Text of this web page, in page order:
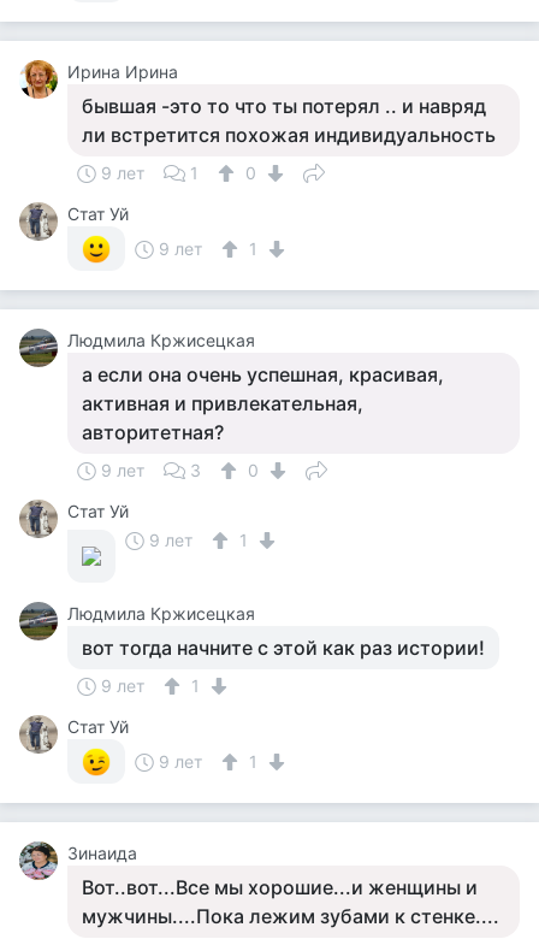
Ирина Ирина
бывшая -это то что ты потерял .. и навряд
ли встретится похожая индивидуальность
9 лет 1
0
Стат Уй
9 лет
1
Людмила Кржисецкая
а если она очень успешная, красивая,
активная и привлекательная,
авторитетная?
9 лет 3
0
Стат Уй
9 лет
1
Людмила Кржисецкая
вот тогда начните с этой как раз истории!
9 лет
1
Стат Уй
9 лет
1
Зинаида
Вот..вот...Все мы хорошие...и женщины и
мужчины....Пока лежим зубами к стенке....